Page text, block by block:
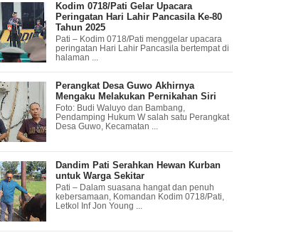
Kodim 0718/Pati Gelar Upacara
Peringatan Hari Lahir Pancasila Ke-80
Tahun 2025
Pati – Kodim 0718/Pati menggelar upacara
peringatan Hari Lahir Pancasila bertempat di
halaman ...
Perangkat Desa Guwo Akhirnya
Mengaku Melakukan Pernikahan Siri
Foto: Budi Waluyo dan Bambang,
Pendamping Hukum W salah satu Perangkat
Desa Guwo, Kecamatan ...
Dandim Pati Serahkan Hewan Kurban
untuk Warga Sekitar
Pati – Dalam suasana hangat dan penuh
kebersamaan, Komandan Kodim 0718/Pati,
Letkol Inf Jon Young ...